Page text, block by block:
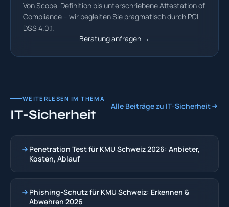
Von Scope-Definition bis unterschriebene Attestation of
Compliance – wir begleiten Sie pragmatisch durch PCI
DSS 4.0.1.
Beratung anfragen →
WEITERLESEN IM THEMA
IT-Sicherheit
Alle Beiträge zu IT-Sicherheit
Penetration Test für KMU Schweiz 2026: Anbieter,
Kosten, Ablauf
Phishing-Schutz für KMU Schweiz: Erkennen &
Abwehren 2026